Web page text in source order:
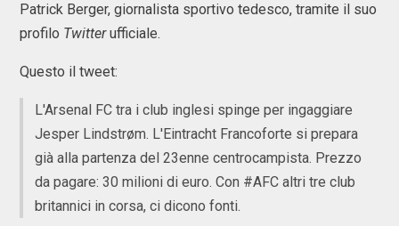
Patrick Berger, giornalista sportivo tedesco, tramite il suo
profilo Twitterufficiale.
Questo il tweet:
L'Arsenal FC tra i club inglesi spinge per ingaggiare
Jesper Lindstrøm. L'Eintracht Francoforte si prepara
già alla partenza del 23enne centrocampista. Prezzo
da pagare: 30 milioni di euro. Con #AFC altri tre club
britannici in corsa, ci dicono fonti.